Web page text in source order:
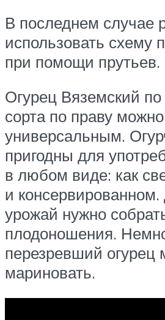
В последнем случае
использовать схему
при помощи прутьев.
Огурец Вяземский
сорта по праву
универсальным.
пригодны для
в любом виде: как
и консервированном.
урожай нужно
плодоношения.
перезревший огурец
мариновать.